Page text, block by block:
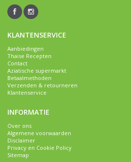
KLANTENSERVICE
Aanbiedingen
Thaise Recepten
Contact
Aziatische supermarkt
Betaalmethoden
Verzenden & retourneren
Klantenservice
INFORMATIE
Over ons
Algemene voorwaarden
Disclaimer
Privacy en Cookie Policy
Sitemap